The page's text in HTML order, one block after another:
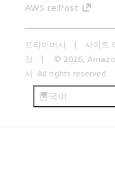
AWS re:Post
프라이버시 사이트
정
© 2026,
사. All rights reserved.
한국어